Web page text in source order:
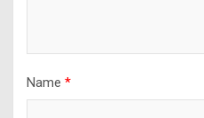
Name *